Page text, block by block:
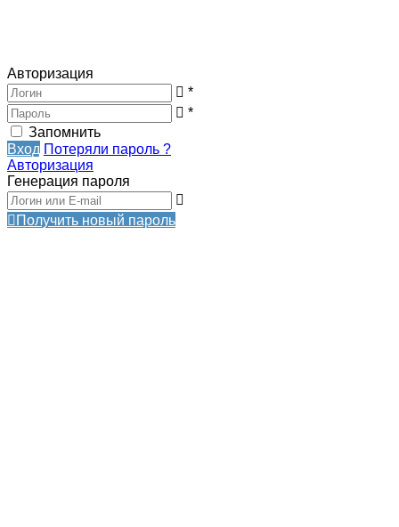
Авторизация
*
*
Запомнить
Вход Потеряли пароль ?
Авторизация
Генерация пароля
Получить новый пароль